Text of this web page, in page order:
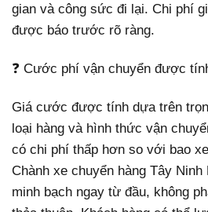
gian và công sức đi lại. Chi phí
được báo trước rõ ràng.
❓ Cước phí vận chuyển được
Giá cước được tính dựa trên
loại hàng và hình thức vận
có chi phí thấp hơn so với bao
Chành xe chuyển hàng Tây
minh bạch ngay từ đầu, không